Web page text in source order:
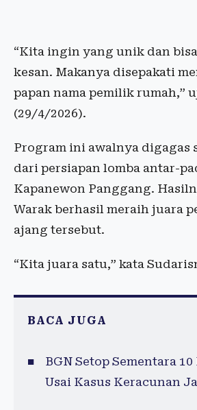
“Kita ingin yang unik dan
kesan. Makanya disepakati
papan nama pemilik rumah,”
(29/4/2026).
Program ini awalnya digagas
dari persiapan lomba antar-
Kapanewon Panggang.
Warak berhasil meraih juara
ajang tersebut.
“Kita juara satu,” kata
BACA JUGA
BGN Setop Sementara
Usai Kasus Keracunan